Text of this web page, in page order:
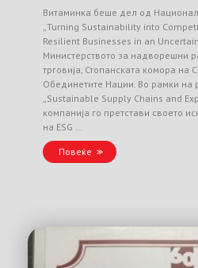
Витаминка беше дел од
„Turning Sustainability into
Resilient Businesses in an
Министерството за надворешни
трговија, Стопанската комора на
Обединетите Нации. Во рамки на
„Sustainable Supply Chains and
компанија го претстави своето
на ESG …
Повеќе